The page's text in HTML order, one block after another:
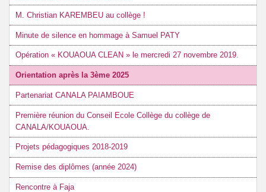
M. Christian KAREMBEU au collège !
Minute de silence en hommage à Samuel PATY
Opération « KOUAOUA CLEAN » le mercredi 27 novembre 2019.
Orientation après la 3ème 2025
Partenariat CANALA PAIAMBOUE
Première réunion du Conseil Ecole Collège du collège de
CANALA/KOUAOUA.
Projets pédagogiques 2018-2019
Remise des diplômes (année 2024)
Rencontre à Faja